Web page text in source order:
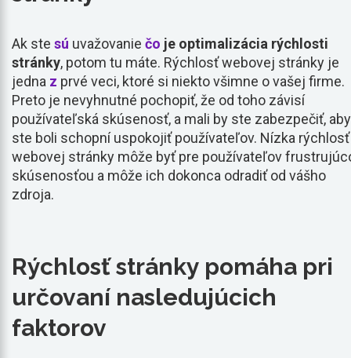
Ak ste sú uvažovanie čo je optimalizácia rýchlosti
stránky, potom tu máte. Rýchlosť webovej stránky je
jedna z prvé veci, ktoré si niekto všimne o vašej firme.
Preto je nevyhnutné pochopiť, že od toho závisí
používateľská skúsenosť, a mali by ste zabezpečiť, aby
ste boli schopní uspokojiť používateľov. Nízka rýchlosť
webovej stránky môže byť pre používateľov
skúsenosťou a môže ich dokonca odradiť od vášho
zdroja.
Rýchlosť stránky pomáha pri
určovaní nasledujúcich
faktorov